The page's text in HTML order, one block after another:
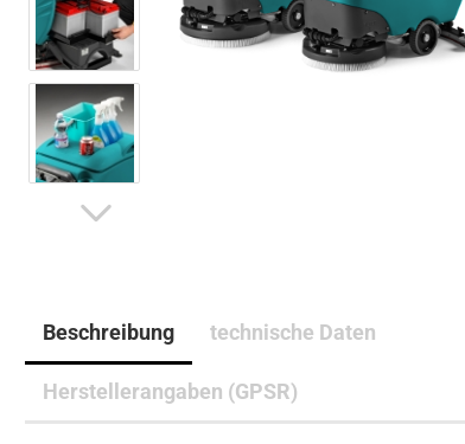
Beschreibung technische Daten
Herstellerangaben (GPSR)